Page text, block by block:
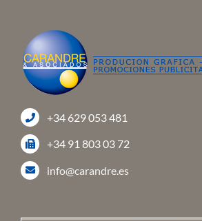
+34 629 053 481
+34 91 803 03 72
info@carandre.es